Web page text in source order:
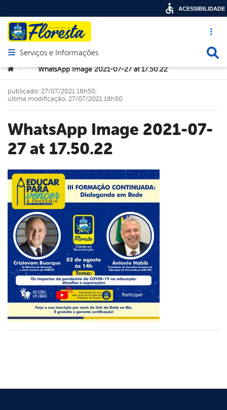
Acesso
Abrir menu principal de navegação
Serviços e Informações
Você está aqui:
> > WhatsApp Image 2021-07-27 at 17.50.22
WhatsApp Image 2021-07-
27 at 17.50.22
publicado: 27/07/2021 18h50,
última modificação: 27/07/2021 18h50
ACESSIBILIDADE